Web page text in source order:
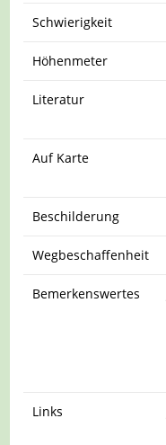
Schwierigkeit
Höhenmeter
Literatur
Auf Karte
Beschilderung
Wegbeschaffenheit
Bemerkenswertes
Links